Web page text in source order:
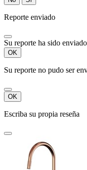
Reporte enviado
Su reporte ha sido
OK
Su reporte no pudo ser
OK
Escriba su propia reseña